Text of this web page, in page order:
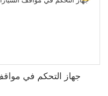
جهاز التحكم في